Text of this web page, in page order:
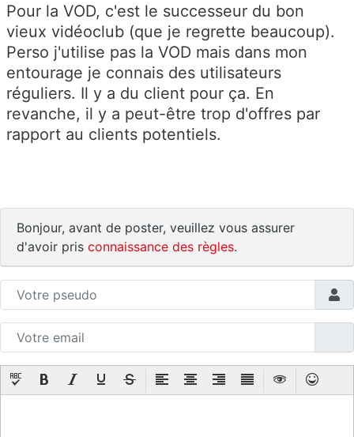
Pour la VOD, c'est le successeur du bon
vieux vidéoclub (que je regrette beaucoup).
Perso j'utilise pas la VOD mais dans mon
entourage je connais des utilisateurs
réguliers. Il y a du client pour ça. En
revanche, il y a peut-être trop d'offres par
rapport au clients potentiels.
Bonjour, avant de poster, veuillez vous assurer
d'avoir pris connaissance des règles.